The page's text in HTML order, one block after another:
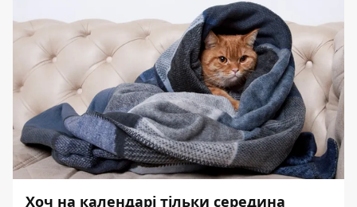
Хоч на календарі тільки середина